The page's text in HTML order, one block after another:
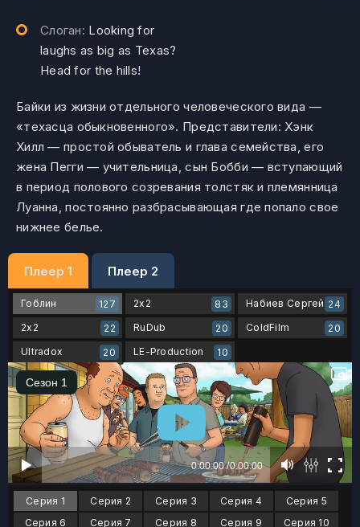
Слоган: Looking for
laughs as big as Texas?
Head for the hills!
Байки из жизни отдельного человеческого вида —
«техасца обыкновенного». Представители: Хэнк
Хилл — простой обыватель и глава семейства, его
жена Пегги — учительница, сын Бобби — вступающий
в период полового созревания толстяк и племянница
Луанна, постоянно разбрасывающая где попало свое
нижнее белье.
Плеер 1 Плеер 2
Гоблин 127 2x2 83 Набиев Сергей 24
2x2
22 RuDub 20 ColdFilm
20
Ultradox
20 LE-Production 10
Серия 1 Серия 2 Серия 3 Серия 4
Серия 5
Серия 6
Серия 7 Серия 8 Серия 9 Серия 10